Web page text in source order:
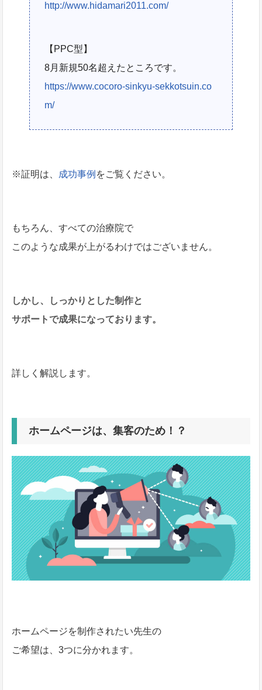
http://www.hidamari2011.com/
【PPC型】
8月新規50名超えたところです。
https://www.cocoro-sinkyu-sekkotsuin.co
m/
※証明は、 成功事例 をご覧ください。
もちろん、すべての治療院で
このような成果が上がるわけではございません。
しかし、しっかりとした制作と
サポートで成果になっております。
詳しく解説します。
ホームページは、集客のため！？
ホームページを制作されたい先生の
ご希望は、3つに分かれます。